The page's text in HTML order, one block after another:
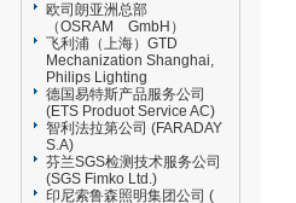
欧司朗亚洲总部
（OSRAM GmbH）
飞利浦（上海）GTD
Mechanization Shanghai,
Philips Lighting
德国易特斯产品服务公司
(ETS Produot Service AC)
智利法拉第公司 (FARADAY
S.A)
芬兰SGS检测技术服务公司
(SGS Fimko Ltd.)
印尼索鲁森照明集团公司 (